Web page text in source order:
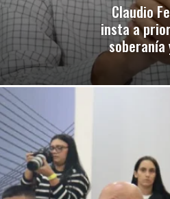
Claudio
insta a
soberanía